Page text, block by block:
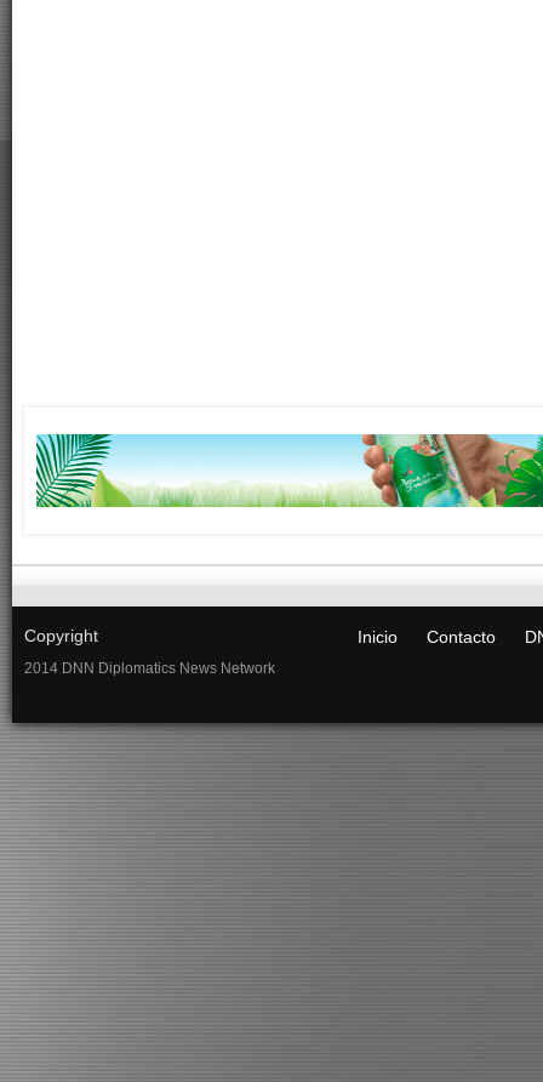
Copyright
2014 DNN Diplomatics News Network
Inicio Contacto